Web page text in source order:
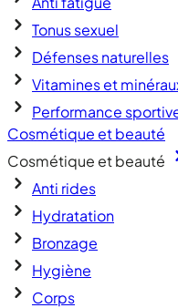
Tonus sexuel
Défenses naturelles
Vitamines et
Performance
Cosmétique et beauté
Cosmétique et beauté
Anti rides
Hydratation
Bronzage
Hygiène
Corps